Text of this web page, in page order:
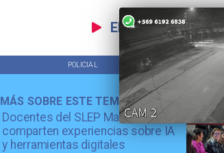
EN VIVO
POLICIAL TENDENCIAS
Docentes del SLEP Maule Costa
comparten experiencias sobre IA
y herramientas digitales
MÁS SOBRE ESTE TEMA